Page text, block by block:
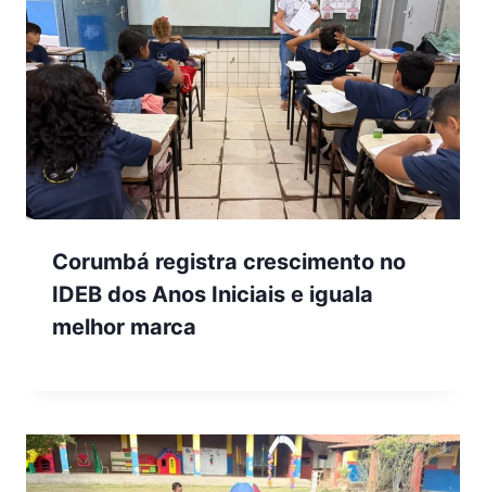
Corumbá registra crescimento no
IDEB dos Anos Iniciais e iguala
melhor marca